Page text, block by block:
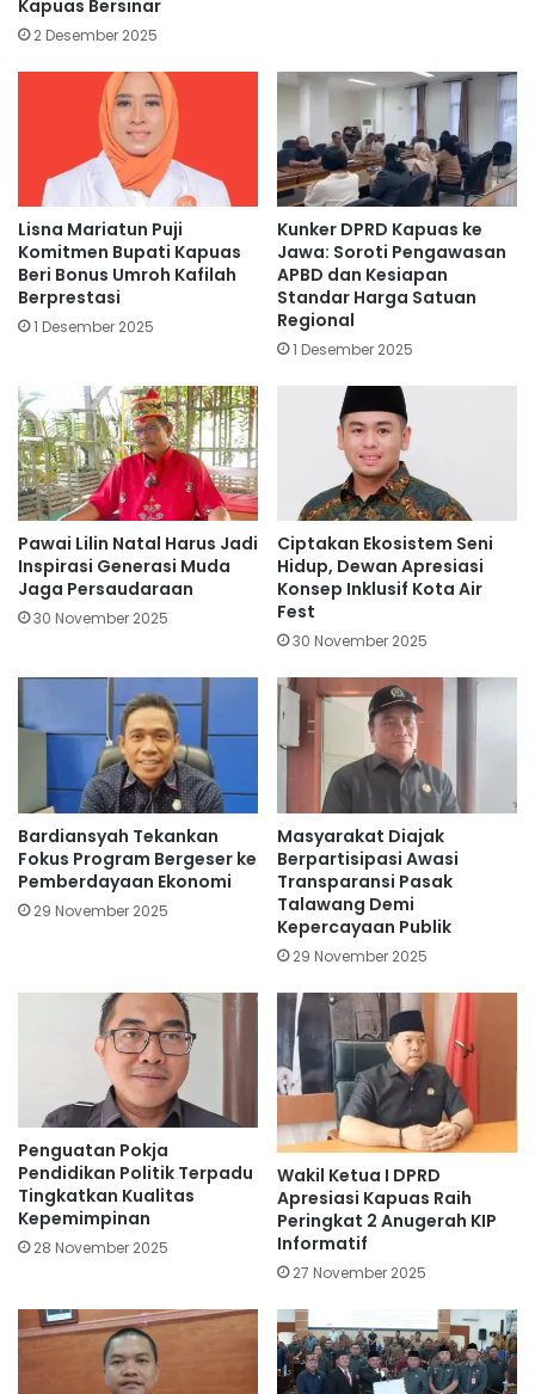
Kapuas Bersinar
2 Desember 2025
Lisna Mariatun Puji
Komitmen Bupati Kapuas
Beri Bonus Umroh Kafilah
Berprestasi
1 Desember 2025
Kunker DPRD Kapuas ke
Jawa: Soroti Pengawasan
APBD dan Kesiapan
Standar Harga Satuan
Regional
1 Desember 2025
Pawai Lilin Natal Harus Jadi
Inspirasi Generasi Muda
Jaga Persaudaraan
30 November 2025
Ciptakan Ekosistem Seni
Hidup, Dewan Apresiasi
Konsep Inklusif Kota Air
Fest
30 November 2025
Bardiansyah Tekankan
Fokus Program Bergeser ke
Pemberdayaan Ekonomi
29 November 2025
Masyarakat Diajak
Berpartisipasi Awasi
Transparansi Pasak
Talawang Demi
Kepercayaan Publik
29 November 2025
Penguatan Pokja
Pendidikan Politik Terpadu
Tingkatkan Kualitas
Kepemimpinan
28 November 2025
Wakil Ketua I DPRD
Apresiasi Kapuas Raih
Peringkat 2 Anugerah KIP
Informatif
27 November 2025